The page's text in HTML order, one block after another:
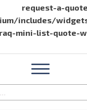
request-a-
includes/
mini-list-quote-